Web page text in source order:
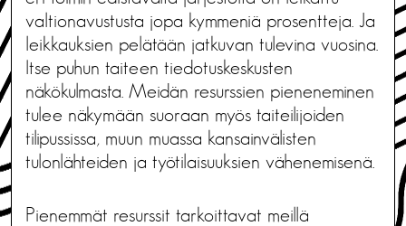
valtionavustusta jopa kymmeniä prosentteja. Ja
leikkauksien pelätään jatkuvan tulevina vuosina.
Itse puhun taiteen tiedotuskeskusten
näkökulmasta. Meidän resurssien pieneneminen
tulee näkymään suoraan myös taiteilijoiden
tilipussissa, muun muassa kansainvälisten
tulonlähteiden ja työtilaisuuksien vähenemisenä.
Pienemmät resurssit tarkoittavat meillä